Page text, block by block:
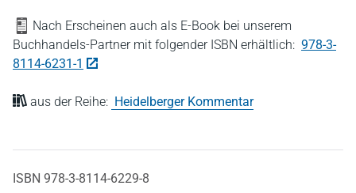
Nach Erscheinen auch als E-Book bei unserem
Buchhandels-Partner mit folgender ISBN erhältlich: 978-3-
8114-6231-1
aus der Reihe: Heidelberger Kommentar
ISBN 978-3-8114-6229-8